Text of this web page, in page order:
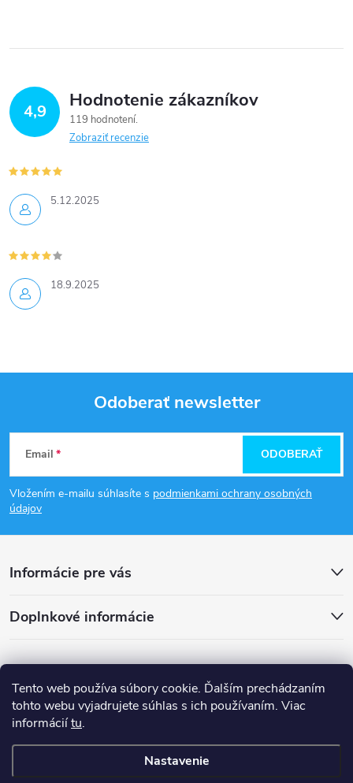
Tento web používa súbory cookie. Ďalším prechádzaním
tohto webu vyjadrujete súhlas s ich používaním. Viac
informáciítu.
Nastavenie
4,9 Hodnotenie zákazníkov
119 hodnotení
Zobraziť recenzie
5.12.2025
18.9.2025
Z
á
p
ä
e
Odoberať newsletter
Email
Vložením e-mailu súhlasíte s podmienkami ochrany osobných
údajov
ODOBERAŤ
Informácie pre vás
Doplnkové informácie